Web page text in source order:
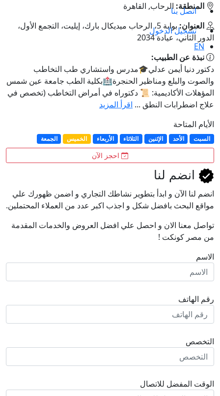
اتصل بنا
تسجيل الدخول
EN
المنطقة: الرحاب, القاهرة
العنوان:
بوابة 5، الرحاب ميديكال بارك، إيليت، التجمع الأول،
الدور الثاني، عيادة 2034
نبذة عن الطبيب:
دكتور دنيا أيمن عدلي🎓مدرس واستشاري طب التخاطب
والصوت والبلع ومناظير الحنجرة🏥بكلية الطب جامعة عين شمس
المؤهلات الأكاديمية: 📜 دكتوراه في أمراض التخاطب (تخصص في
علاج اضطرابات النطق ... اقرأ المزيد
الأيام المتاحة
السبت الأحد الإثنين الثلاثاء الأربعاء الخميس الجمعة
احجز الآن
انضم لنا
انضم لنا اﻵن و ابدأ بتطوير نشاطك التجاري و اضمن ظهورك علي
مواقع البحث بافضل شكل و اجذب اكبر عدد من العملاء المحتملين.
تواصل معنا الان و احصل علي افضل العروض والخدمات المقدمة
من مصر كونكت !
الاسم
رقم الهاتف
التخصص
الوقت المفضل للاتصال